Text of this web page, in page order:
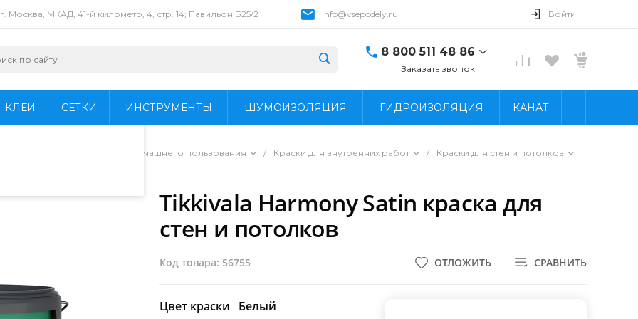
и
.
г. Москва, МКАД, 41-й километр, 4, стр. 14; Павильон Б25/2 info@vsepodely.ru Войти
8 800 511 48 86
г. Москва, МКАД, 41-
14; Павильон Б25/2
info@vsepodely.ru
Заказать звонок
КЛЕИ СЕТКИ ИНСТРУМЕНТЫ ШУМОИЗОЛЯЦИЯ ГИДРОИЗОЛЯЦИЯ КАНАТ
для профессионального и домашнего пользования / Краски для внутренних работ /
Краски для стен и потолков
Tikkivala Harmony Satin краска для
стен и потолков
Код товара: 56755 СРАВНИТЬ
ОТЛОЖИТЬ
Цвет краски Белый